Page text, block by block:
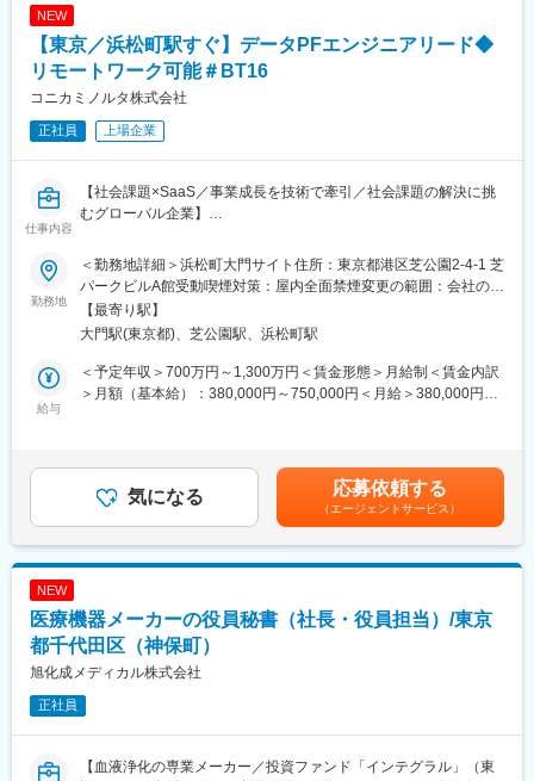
ています。インダストリアル事業はオイル&ガス分野で活躍する
「往復動ポンプ」。精密機器事業は多くの発電所で活躍する「水
質調整装置」。航空宇宙事業は、世界シェア90％以上を誇る航空
などが国内トップクラスシェア製品になります。
※将来的には、マネージャーとしてチームメンバーのマネージメン
ト（部下の目標設定・評価・教育も含む）も担っていただく期待
があります。
■働き方：
■ポジションの魅力：
◎情報機器事業はコニカミノルタグループの中で売上・利益共に
どの各部門と密に連携しながら予算管理／PDCAを行い、目標達
成に導く役割を担っています。
◎事業管理業務の生産性向上に向けた業務改革の実践を通じて、
管理会計や財務会計に関する高度な知識・スキルを習得しなが
ら、事業価値の向上に直接貢献することができます。
◎販売、生産、開発、品証、CSといった様々な部門とのコミュニ
ケーションを通じて、幅広い社内人脈を構築できます。
理の在り方も変革が必要となっており、AIを使った自動化や、新
しい会計制度への対応、生産性を上げる為の業務革新などが求め
変革を一緒に推進してみませんか？
変更の範囲：会社の定める業務
NEW
【東京／浜松町駅すぐ】データPFエンジニアリード◆
リモートワーク可能＃BT16
コニカミノルタ株式会社
正社員 上場企業
仕事内容
【社会課題×SaaS／事業成長を技術で牽引／社会課題の解決に挑
むグローバル企業】
■職務内容
・ICW事業におけるデータプラットフォームのアーキテクチャ設
計・技術戦略の策定および全体リード
・Databricksを中核としたLakehouse型データ基盤の設計方針策
定・アーキテクチャ設計・最適化
・データ基盤における非機能要件（スケーラビリティ、可用性、
セキュリティ、コスト）の設計および統括
・各プロダクトおよび業務システムとのデータ統合方針の策定
レビュー
・データ品質・監視・運用設計の方針策定およびSRE観点での安
定稼働のリード
・Data／AIエンジニア、PFエンジニア、Analytics Engineer等と
連携した開発推進および技術リード
・チームの技術力向上に向けたレビュー、標準化、ベストプラク
ティスの整備
横断するデータを統合し、事業の意思決定を支えるデータプラッ
勤務地
＜勤務地詳細＞浜松町大門サイト住所：東京都港区芝公園2-4-1 芝
パークビルA館受動喫煙対策：屋内全面禁煙変更の範囲：会社の定
める事業所（リモートワーク含む）
【最寄り駅】
大門駅(東京都)、芝公園駅、浜松町駅
給与
＜予定年収＞700万円～1,300万円＜賃金形態＞月給制＜賃金内訳
＞月額（基本給）：380,000円～750,000円＜月給＞380,000円～
下する可能性があります。月給(月額)は固定手当を含めた表記で
す。
気になる 応募依頼する
（エージェントサービス）
NEW
医療機器メーカーの役員秘書（社長・役員担当）/東京
都千代田区（神保町）
旭化成メディカル株式会社
正社員
【血液浄化の専業メーカー／投資ファンド「インテグラル」（東